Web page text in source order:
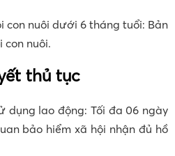
con nuôi dưới 6 tháng tuổi: Bản
con nuôi.
thủ tục
dụng lao động: Tối đa 06 ngày
bảo hiểm xã hội nhận đủ hồ